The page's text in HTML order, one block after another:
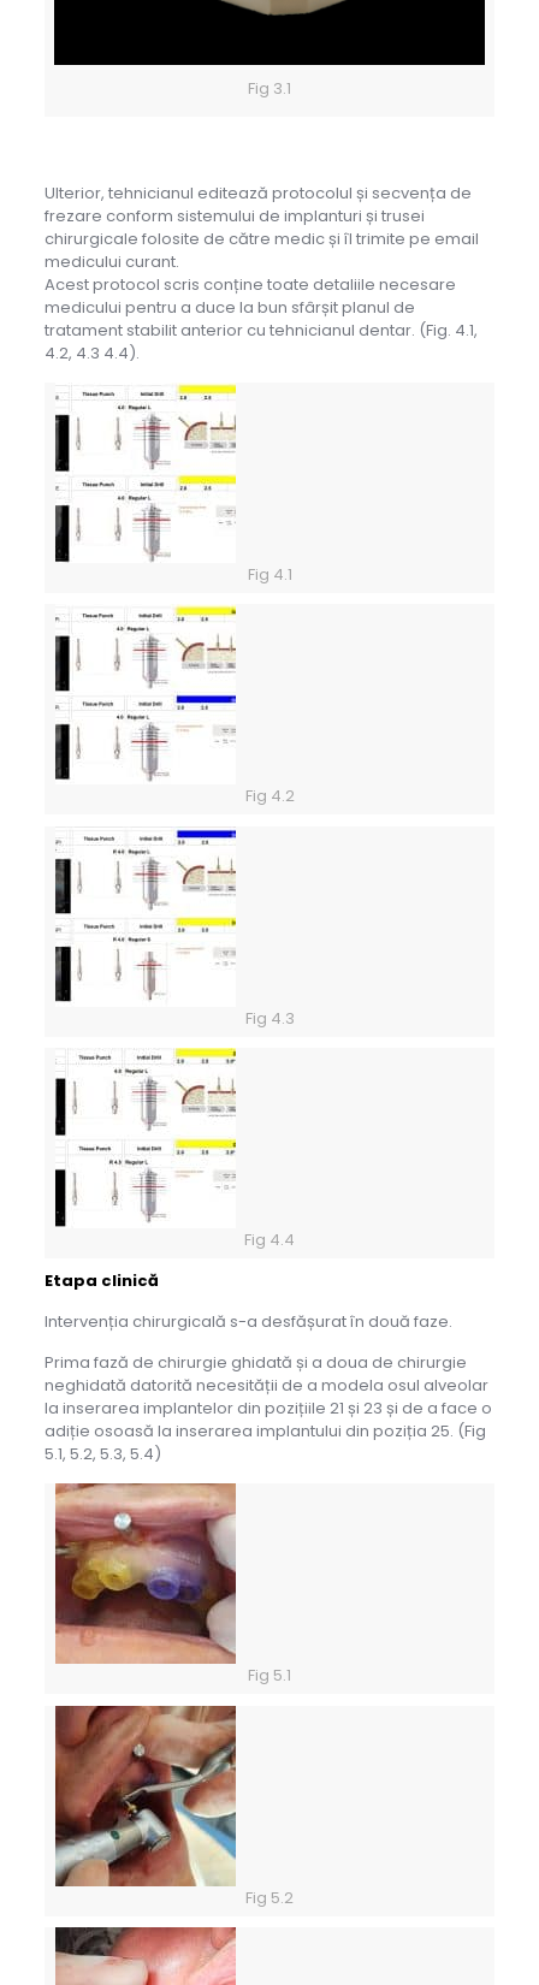
Fig 3.1
Ulterior, tehnicianul editează protocolul și secvența de
frezare conform sistemului de implanturi și trusei
chirurgicale folosite de către medic și îl trimite pe email
medicului curant.
Acest protocol scris conține toate detaliile necesare
medicului pentru a duce la bun sfârșit planul de
tratament stabilit anterior cu tehnicianul dentar. (Fig. 4.1,
4.2, 4.3 4.4).
Fig 4.1
Fig 4.2
Fig 4.3
Fig 4.4
Etapa clinică
Intervenția chirurgicală s-a desfășurat în două faze.
Prima fază de chirurgie ghidată și a doua de chirurgie
neghidată datorită necesității de a modela osul alveolar
la inserarea implantelor din pozițiile 21 și 23 și de a face o
adiție osoasă la inserarea implantului din poziția 25. (Fig
5.1, 5.2, 5.3, 5.4)
Fig 5.1
Fig 5.2